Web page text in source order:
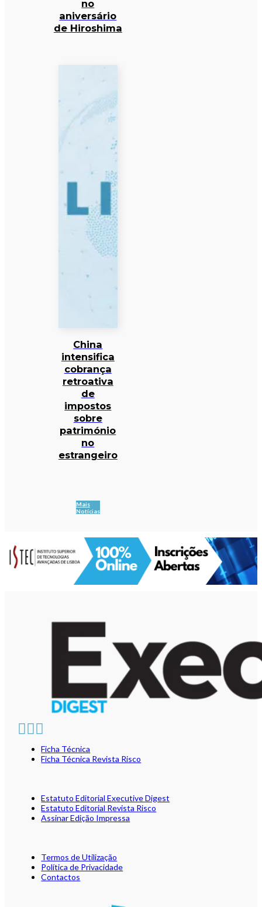
no
aniversário
de Hiroshima
China
intensifica
cobrança
retroativa
de
impostos
sobre
património
no
estrangeiro
Mais
Notícias
Ficha Técnica
Ficha Técnica Revista Risco
Estatuto Editorial Executive Digest
Estatuto Editorial Revista Risco
Assinar Edição Impressa
Termos de Utilização
Política de Privacidade
Contactos